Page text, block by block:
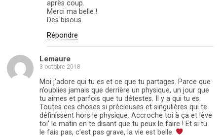
après coup.
Merci ma belle !
Des bisous
Répondre
Lemaure
3 octobre 2018
Moi j’adore qui tu es et ce que tu partages. Parce que
n’oublies jamais que derrière un physique, un jour que
tu aimes et parfois que tu détestes. Il y a qui tu es.
Toutes ces choses si précieuses et singulières qui te
définissent hors le physique. Accroche toi à ça et lève
toi’ le matin en te disant que tu peux le faire ! Et si tu
le fais pas, c’est pas grave, la vie est belle.